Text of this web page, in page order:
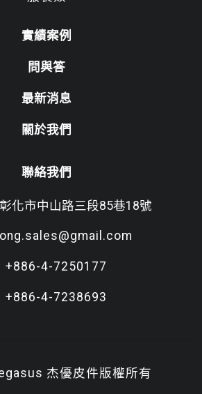
實績案例
問與答
最新消息
關於我們
聯絡我們
化市中山路三段85巷18號
+886-4-7250177
+886-4-7238693
杰優皮件版權所有